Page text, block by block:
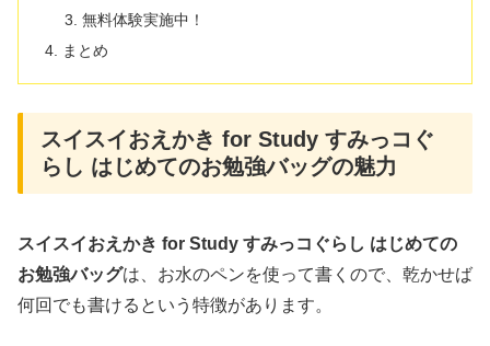
無料体験実施中！
まとめ
スイスイおえかき for Study すみっコぐ
らし はじめてのお勉強バッグの魅力
スイスイおえかき for Study すみっコぐらし はじめての
お勉強バッグは、お水のペンを使って書くので、乾かせば
何回でも書けるという特徴があります。